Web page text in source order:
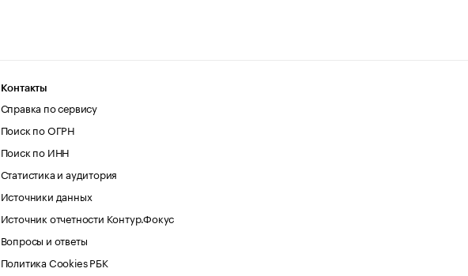
Контакты
Справка по сервису
Поиск по ОГРН
Поиск по ИНН
Статистика и аудитория
Источники данных
Источник отчетности Контур.Фокус
Вопросы и ответы
Политика Cookies РБК